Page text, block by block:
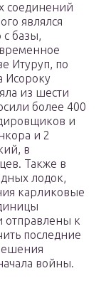
соединений
являлся
базы,
Итуруп, по
Исороку
из шести
более 400
и
и 2
в
Также в
лодок,
карликовые
к
последние
войны.